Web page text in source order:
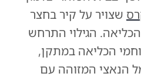
שצויר על קיר בחצר
הגילוי התרחש
הכליאה במתקן,
הנאצי המזוהה עם